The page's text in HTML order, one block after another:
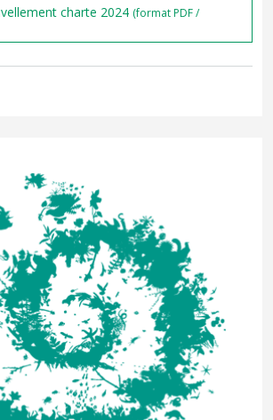
charte 2024 (format PDF /